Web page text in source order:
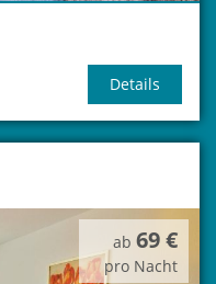
Details
ab 69 €
pro Nacht